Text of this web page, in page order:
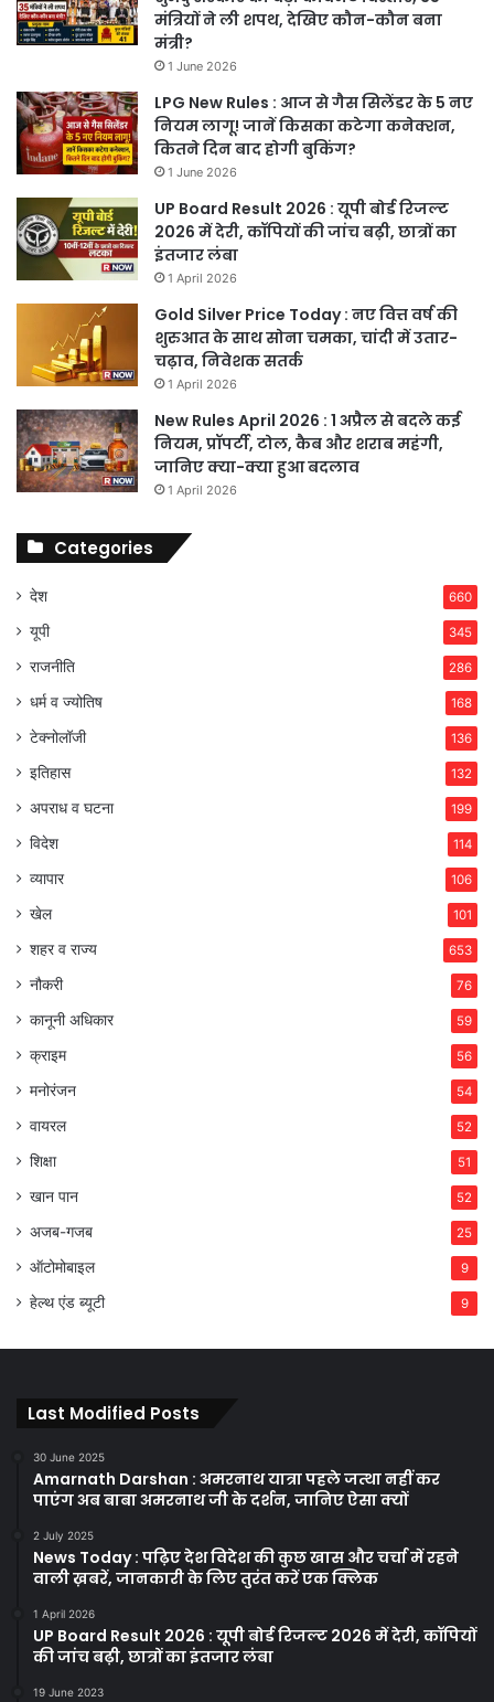
मंत्रियों ने ली शपथ, देखिए कौन-कौन बना
मंत्री?
1 June 2026
LPG New Rules : आज से गैस सिलेंडर के 5 नए
नियम लागू! जानें किसका कटेगा कनेक्शन,
कितने दिन बाद होगी बुकिंग?
1 June 2026
UP Board Result 2026 : यूपी बोर्ड रिजल्ट
2026 में देरी, कॉपियों की जांच बढ़ी, छात्रों का
इंतजार लंबा
1 April 2026
Gold Silver Price Today : नए वित्त वर्ष की
शुरुआत के साथ सोना चमका, चांदी में उतार-
चढ़ाव, निवेशक सतर्क
1 April 2026
New Rules April 2026 : 1 अप्रैल से बदले कई
नियम, प्रॉपर्टी, टोल, कैब और शराब महंगी,
जानिए क्या-क्या हुआ बदलाव
1 April 2026
Categories
देश 660
यूपी 345
राजनीति 286
धर्म व ज्योतिष 168
टेक्नोलॉजी 136
इतिहास 132
अपराध व घटना 199
विदेश 114
व्यापार 106
खेल 101
शहर व राज्य 653
नौकरी 76
कानूनी अधिकार 59
क्राइम 56
मनोरंजन 54
वायरल 52
शिक्षा 51
खान पान 52
अजब-गजब 25
ऑटोमोबाइल 9
हेल्थ एंड ब्यूटी 9
Last Modified Posts
30 June 2025
Amarnath Darshan : अमरनाथ यात्रा पहले जत्था नहीं कर
पाएंग अब बाबा अमरनाथ जी के दर्शन, जानिए ऐसा क्यों
2 July 2025
News Today : पढ़िए देश विदेश की कुछ खास और चर्चा में रहने
वाली ख़बरें, जानकारी के लिए तुरंत करें एक क्लिक
1 April 2026
UP Board Result 2026 : यूपी बोर्ड रिजल्ट 2026 में देरी, कॉपियों
की जांच बढ़ी, छात्रों का इंतजार लंबा
19 June 2023